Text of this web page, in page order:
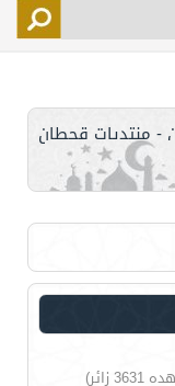
منتديات قحطان
زائر)